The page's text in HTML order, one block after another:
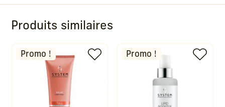
Produits similaires
Promo ! Promo !